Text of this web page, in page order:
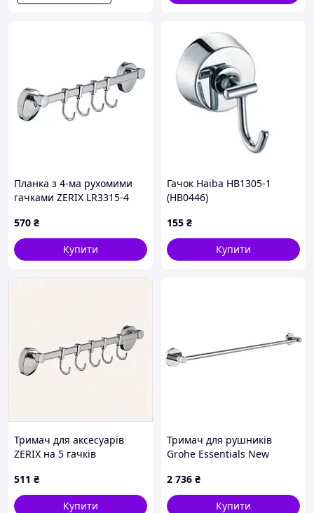
Планка з 4-ма рухомими
гачками ZERIX LR3315-4
570 ₴
Купити
Гачок Haiba HB1305-1
(HB0446)
155 ₴
Купити
Тримач для аксесуарів
ZERIX на 5 гачків
511 ₴
Купити
Тримач для рушників
Grohe Essentials New
2 736 ₴
Купити